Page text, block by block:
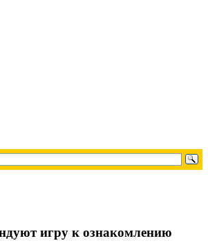
игру к ознакомлению